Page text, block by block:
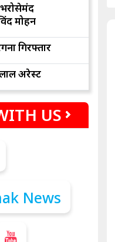
मोहन
गिरफ्तार
अरेस्ट
US
नहीं दिखाए। कानूनी वाद-